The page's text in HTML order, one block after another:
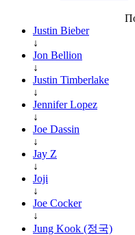
Justin Bieber
↓
Jon Bellion
↓
Justin Timberlake
↓
Jennifer Lopez
↓
Joe Dassin
↓
Jay Z
↓
Joji
↓
Joe Cocker
↓
Jung Kook (정국)